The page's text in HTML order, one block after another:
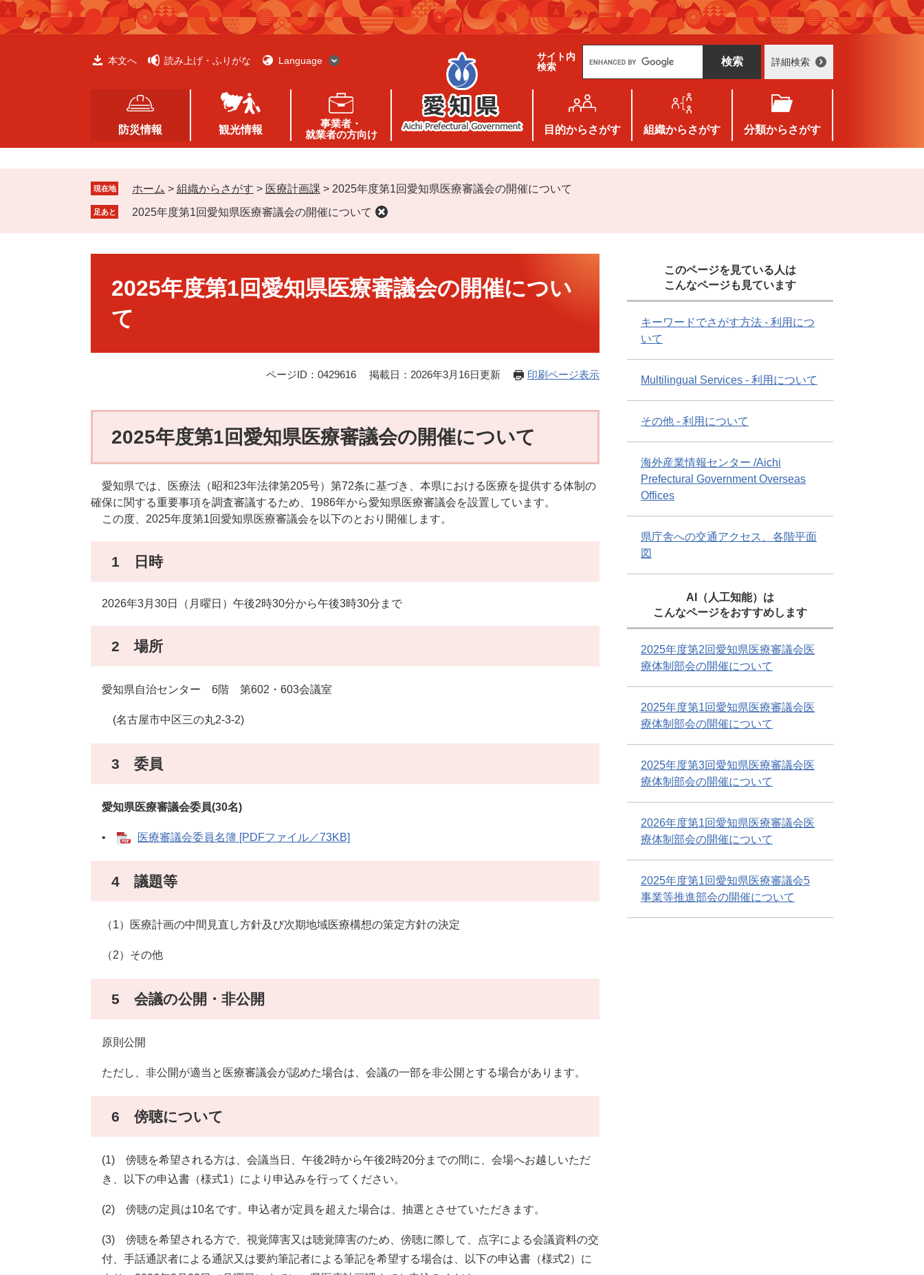
ペ
ー
メ
ニ
本文へ 読み上げ・ふりがな Language
サイト内
検索
g
e
カ
タ
ム
検
詳細検索
防災情報 観光情報
事業者・
就業者の方向け
目的からさがす 組織からさがす 分類からさがす
現在地 ホーム > 組織からさがす > 医療計画課 > 2025年度第1回愛知県医療審議会の開催について
足あと 2025年度第1回愛知県医療審議会の開催について
2025年度第1回愛知県医療審議会の開催につい
て
ページID：0429616 掲載日：2026年3月16日更新 印刷ページ表示
2025年度第1回愛知県医療審議会の開催について
愛知県では、医療法（昭和23年法律第205号）第72条に基づき、本県における医療を提供する体制の
確保に関する重要事項を調査審議するため、1986年から愛知県医療審議会を設置しています。
この度、2025年度第1回愛知県医療審議会を以下のとおり開催します。
1 日時
2026年3月30日（月曜日）午後2時30分から午後3時30分まで
2 場所
愛知県自治センター 6階 第602・603会議室
(名古屋市中区三の丸2-3-2)
3 委員
愛知県医療審議会委員(30名)
• 医療審議会委員名簿 [PDFファイル／73KB]
4 議題等
（1）医療計画の中間見直し方針及び次期地域医療構想の策定方針の決定
（2）その他
5 会議の公開・非公開
原則公開
ただし、非公開が適当と医療審議会が認めた場合は、会議の一部を非公開とする場合があります。
6 傍聴について
(1) 傍聴を希望される方は、会議当日、午後2時から午後2時20分までの間に、会場へお越しいただ
き、以下の申込書（様式1）により申込みを行ってください。
(2) 傍聴の定員は10名です。申込者が定員を超えた場合は、抽選とさせていただきます。
(3) 傍聴を希望される方で、視覚障害又は聴覚障害のため、傍聴に際して、点字による会議資料の交
付、手話通訳者による通訳又は要約筆記者による筆記を希望する場合は、以下の申込書（様式2）に
このページを見ている人は
こんなページも見ています
キーワードでさがす方法 - 利用につ
いて
Multilingual Services - 利用について
その他 - 利用について
海外産業情報センター /Aichi
Prefectural Government Overseas
Offices
県庁舎への交通アクセス、各階平面
図
AI（人工知能）は
こんなページをおすすめします
2025年度第2回愛知県医療審議会医
療体制部会の開催について
2025年度第1回愛知県医療審議会医
療体制部会の開催について
2025年度第3回愛知県医療審議会医
療体制部会の開催について
2026年度第1回愛知県医療審議会医
療体制部会の開催について
2025年度第1回愛知県医療審議会5
事業等推進部会の開催について